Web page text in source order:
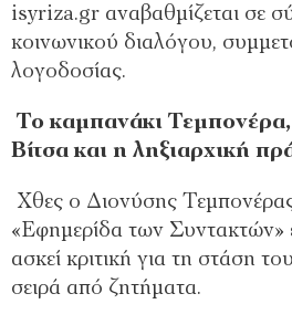
isyriza.gr αναβαθμίζεται σε
κοινωνικού διαλόγου,
λογοδοσίας.
Το καμπανάκι Τεμπονέρα,
Βίτσα και η ληξιαρχική
Χθες ο Διονύσης
«Εφημερίδα των Συντακτών»
ασκεί κριτική για τη στάση
σειρά από ζητήματα.